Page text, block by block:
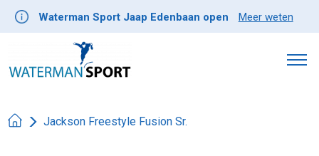
Waterman Sport Jaap Edenbaan open Meer weten
Jackson Freestyle Fusion Sr.